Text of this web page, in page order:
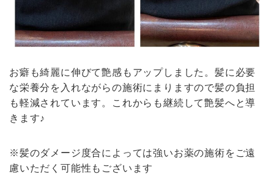
お癖も綺麗に伸びて艶感もアップしました。髪に必要
な栄養分を入れながらの施術にまりますので髪の負担
も軽減されています。これからも継続して艶髪へと導
きます♪
※髪のダメージ度合によっては強いお薬の施術をご遠
慮いただく可能性もございます